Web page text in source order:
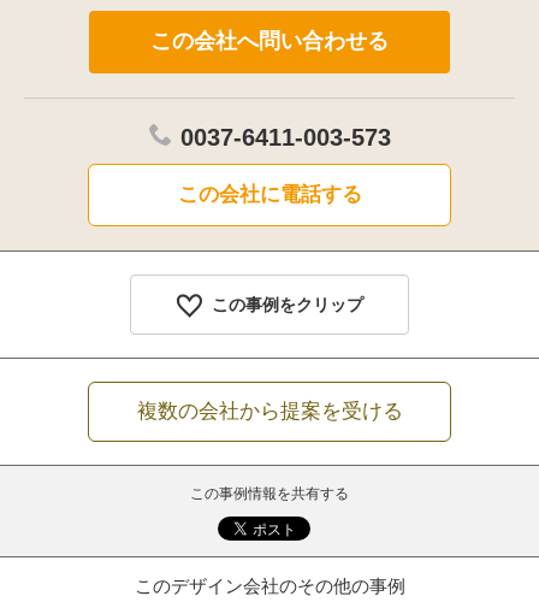
0037-6411-003-573
この会社に電話する
この事例をクリップ
複数の会社から提案を受ける
この事例情報を共有する
このデザイン会社のその他の事例